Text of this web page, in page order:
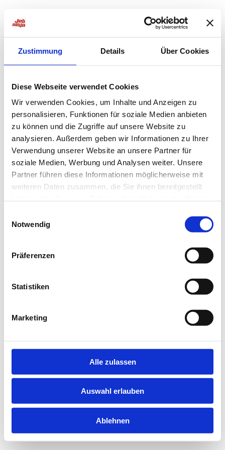
Zustimmung Details Über Cookies
Diese Webseite verwendet Cookies
Wir verwenden Cookies, um Inhalte und Anzeigen zu
personalisieren, Funktionen für soziale Medien anbieten
zu können und die Zugriffe auf unsere Website zu
analysieren. Außerdem geben wir Informationen zu Ihrer
Verwendung unserer Website an unsere Partner für
soziale Medien, Werbung und Analysen weiter. Unsere
Partner führen diese Informationen möglicherweise mit
weiteren Daten zusammen, die Sie ihnen bereitgestellt
Notwendig
Präferenzen
Statistiken
Marketing
Alle zulassen
Auswahl erlauben
Ablehnen
loadingjobninja.com
for more